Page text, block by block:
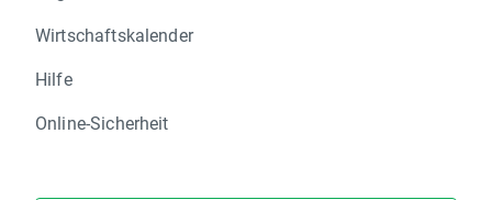
Wirtschaftskalender
Hilfe
Online-Sicherheit